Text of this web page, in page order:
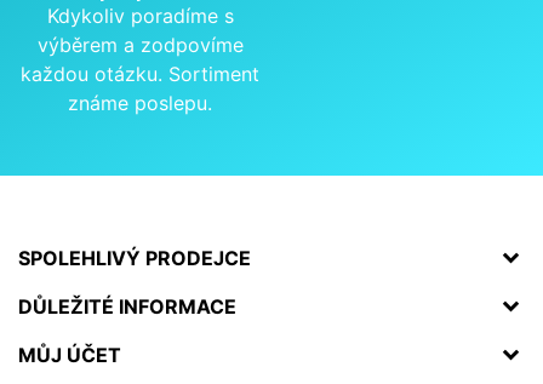
Kdykoliv poradíme s
výběrem a zodpovíme
každou otázku. Sortiment
známe poslepu.
SPOLEHLIVÝ PRODEJCE
DŮLEŽITÉ INFORMACE
MŮJ ÚČET